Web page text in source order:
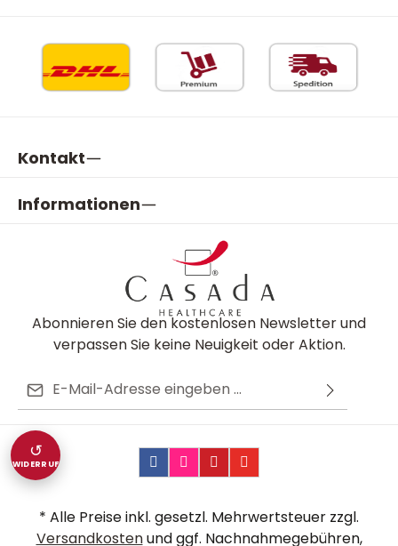
Kontakt
Informationen
Abonnieren Sie den kostenlosen Newsletter und
verpassen Sie keine Neuigkeit oder Aktion.
E-Mail-Adresse*
Ich habe die
Kenntnis genommen und die
mit ihnen einverstanden.
Diese Seite ist durch reCAPTCHA geschützt und es gelten die
Datenschutzrichtlinie
Die mit einem Stern (*) markierten Felder sind
Pflichtfelder.
* Alle Preise inkl. gesetzl. Mehrwertsteuer zzgl.
Versandkostenund ggf. Nachnahmegebühren,
↺
WIDERRUF